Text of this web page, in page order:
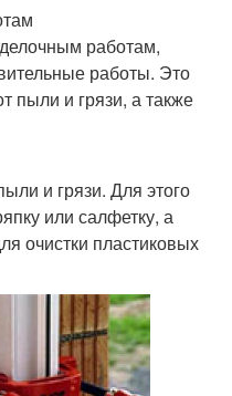
работам,
работы. Это
пыли и грязи, а также
и грязи. Для этого
или салфетку, а
очистки пластиковых